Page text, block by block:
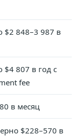
$2 848–3 987 в
$4 807 в год с
fee
в месяц
$228–570 в